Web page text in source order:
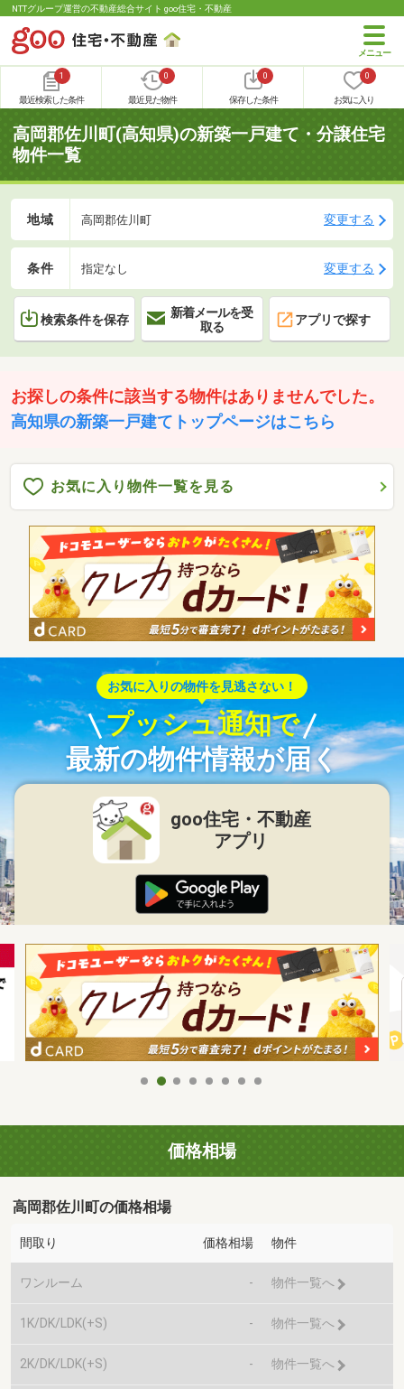
NTTグループ運営の不動産総合サイト goo住宅・不動産
1
最近検索した条件
0
最近見た物件
0
保存した条件
0
お気に入り
高岡郡佐川町(高知県)の新築一戸建て・分譲住宅
物件一覧
地域 高岡郡佐川町 変更する
条件 指定なし 変更する
検索条件を保存
新着メールを受
取る
アプリで探す
お探しの条件に該当する物件はありませんでした。
高知県の新築一戸建てトップページはこちら
お気に入り物件一覧を見る
お気に入りの物件を見逃さない！
プッシュ通知で
最新の物件情報が届く
goo住宅・不動産
アプリ
価格相場
高岡郡佐川町の価格相場
間取り 価格相場 物件
ワンルーム - 物件一覧へ
1K/DK/LDK(+S) - 物件一覧へ
2K/DK/LDK(+S) - 物件一覧へ